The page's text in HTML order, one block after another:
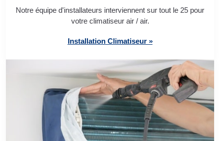
Notre équipe d'installateurs interviennent sur tout le 25 pour
votre climatiseur air / air.
Installation Climatiseur »